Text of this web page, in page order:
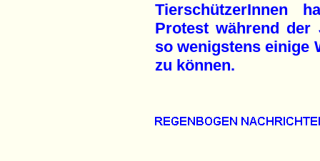
TierschützerInnen
Protest während der
so wenigstens einige
zu können.